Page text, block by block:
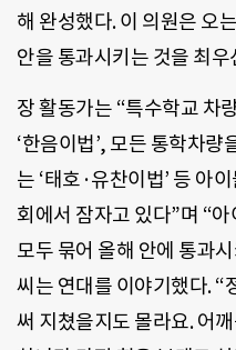
해 완성했다. 이 의원은 오
안을 통과시키는 것을 최
장 활동가는 “특수학교 차
‘한음이법’, 모든 통학차량
는 ‘태호·유찬이법’ 등 아
회에서 잠자고 있다”며 “
모두 묶어 올해 안에 통과
씨는 연대를 이야기했다. “
써 지쳤을지도 몰라요. 어